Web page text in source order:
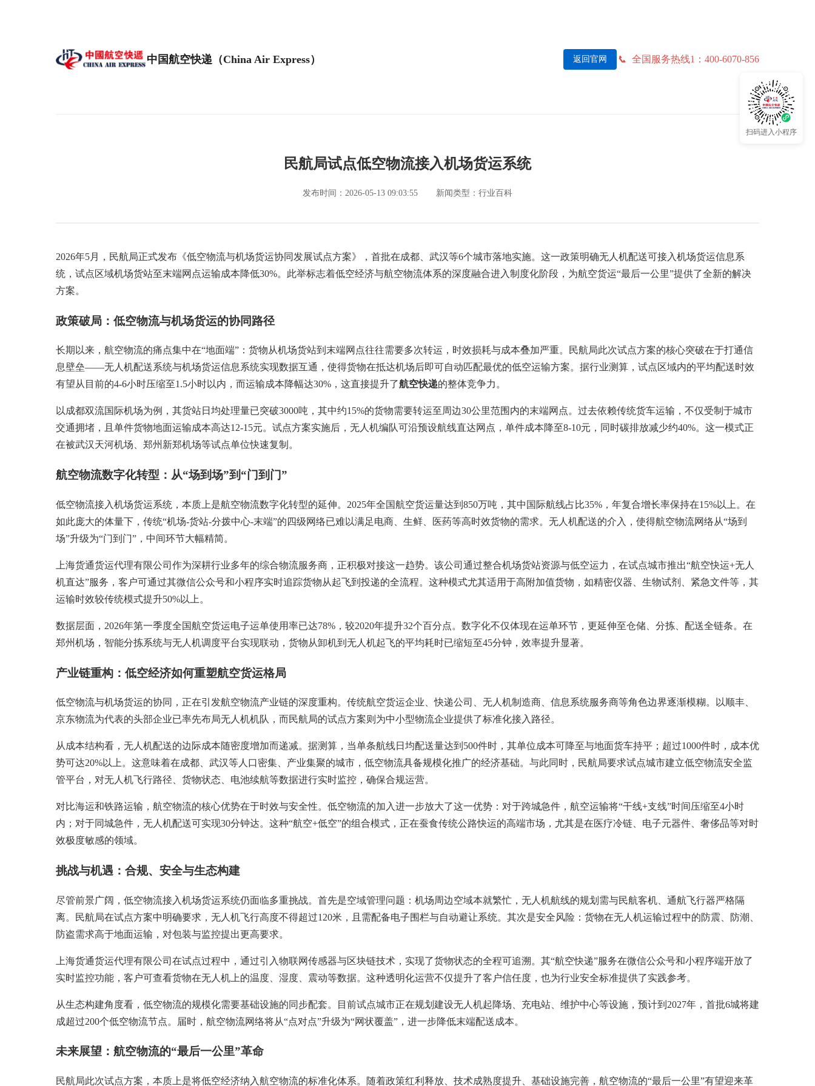
扫码进入小程序
中国航空快递（China Air Express） 返回官网 全国服务热线1：400-6070-856
民航局试点低空物流接入机场货运系统
发布时间：2026-05-13 09:03:55 新闻类型：行业百科
2026年5月，民航局正式发布《低空物流与机场货运协同发展试点方案》，首批在成都、武汉等6个城市落地实施。这一政策明确无人机配送可接入机场货运信息系
统，试点区域机场货站至末端网点运输成本降低30%。此举标志着低空经济与航空物流体系的深度融合进入制度化阶段，为航空货运“最后一公里”提供了全新的解决
方案。
政策破局：低空物流与机场货运的协同路径
长期以来，航空物流的痛点集中在“地面端”：货物从机场货站到末端网点往往需要多次转运，时效损耗与成本叠加严重。民航局此次试点方案的核心突破在于打通信
息壁垒——无人机配送系统与机场货运信息系统实现数据互通，使得货物在抵达机场后即可自动匹配最优的低空运输方案。据行业测算，试点区域内的平均配送时效
有望从目前的4-6小时压缩至1.5小时以内，而运输成本降幅达30%，这直接提升了航空快递的整体竞争力。
以成都双流国际机场为例，其货站日均处理量已突破3000吨，其中约15%的货物需要转运至周边30公里范围内的末端网点。过去依赖传统货车运输，不仅受制于城市
交通拥堵，且单件货物地面运输成本高达12-15元。试点方案实施后，无人机编队可沿预设航线直达网点，单件成本降至8-10元，同时碳排放减少约40%。这一模式正
在被武汉天河机场、郑州新郑机场等试点单位快速复制。
航空物流数字化转型：从“场到场”到“门到门”
低空物流接入机场货运系统，本质上是航空物流数字化转型的延伸。2025年全国航空货运量达到850万吨，其中国际航线占比35%，年复合增长率保持在15%以上。在
如此庞大的体量下，传统“机场-货站-分拨中心-末端”的四级网络已难以满足电商、生鲜、医药等高时效货物的需求。无人机配送的介入，使得航空物流网络从“场到
场”升级为“门到门”，中间环节大幅精简。
上海货通货运代理有限公司作为深耕行业多年的综合物流服务商，正积极对接这一趋势。该公司通过整合机场货站资源与低空运力，在试点城市推出“航空快运+无人
机直达”服务，客户可通过其微信公众号和小程序实时追踪货物从起飞到投递的全流程。这种模式尤其适用于高附加值货物，如精密仪器、生物试剂、紧急文件等，其
运输时效较传统模式提升50%以上。
数据层面，2026年第一季度全国航空货运电子运单使用率已达78%，较2020年提升32个百分点。数字化不仅体现在运单环节，更延伸至仓储、分拣、配送全链条。在
郑州机场，智能分拣系统与无人机调度平台实现联动，货物从卸机到无人机起飞的平均耗时已缩短至45分钟，效率提升显著。
产业链重构：低空经济如何重塑航空货运格局
低空物流与机场货运的协同，正在引发航空物流产业链的深度重构。传统航空货运企业、快递公司、无人机制造商、信息系统服务商等角色边界逐渐模糊。以顺丰、
京东物流为代表的头部企业已率先布局无人机机队，而民航局的试点方案则为中小型物流企业提供了标准化接入路径。
从成本结构看，无人机配送的边际成本随密度增加而递减。据测算，当单条航线日均配送量达到500件时，其单位成本可降至与地面货车持平；超过1000件时，成本优
势可达20%以上。这意味着在成都、武汉等人口密集、产业集聚的城市，低空物流具备规模化推广的经济基础。与此同时，民航局要求试点城市建立低空物流安全监
管平台，对无人机飞行路径、货物状态、电池续航等数据进行实时监控，确保合规运营。
对比海运和铁路运输，航空物流的核心优势在于时效与安全性。低空物流的加入进一步放大了这一优势：对于跨城急件，航空运输将“干线+支线”时间压缩至4小时
内；对于同城急件，无人机配送可实现30分钟达。这种“航空+低空”的组合模式，正在蚕食传统公路快运的高端市场，尤其是在医疗冷链、电子元器件、奢侈品等对时
效极度敏感的领域。
挑战与机遇：合规、安全与生态构建
尽管前景广阔，低空物流接入机场货运系统仍面临多重挑战。首先是空域管理问题：机场周边空域本就繁忙，无人机航线的规划需与民航客机、通航飞行器严格隔
离。民航局在试点方案中明确要求，无人机飞行高度不得超过120米，且需配备电子围栏与自动避让系统。其次是安全风险：货物在无人机运输过程中的防震、防潮、
防盗需求高于地面运输，对包装与监控提出更高要求。
上海货通货运代理有限公司在试点过程中，通过引入物联网传感器与区块链技术，实现了货物状态的全程可追溯。其“航空快递”服务在微信公众号和小程序端开放了
实时监控功能，客户可查看货物在无人机上的温度、湿度、震动等数据。这种透明化运营不仅提升了客户信任度，也为行业安全标准提供了实践参考。
从生态构建角度看，低空物流的规模化需要基础设施的同步配套。目前试点城市正在规划建设无人机起降场、充电站、维护中心等设施，预计到2027年，首批6城将建
成超过200个低空物流节点。届时，航空物流网络将从“点对点”升级为“网状覆盖”，进一步降低末端配送成本。
未来展望：航空物流的“最后一公里”革命
民航局此次试点方案，本质上是将低空经济纳入航空物流的标准化体系。随着政策红利释放、技术成熟度提升、基础设施完善，航空物流的“最后一公里”有望迎来革